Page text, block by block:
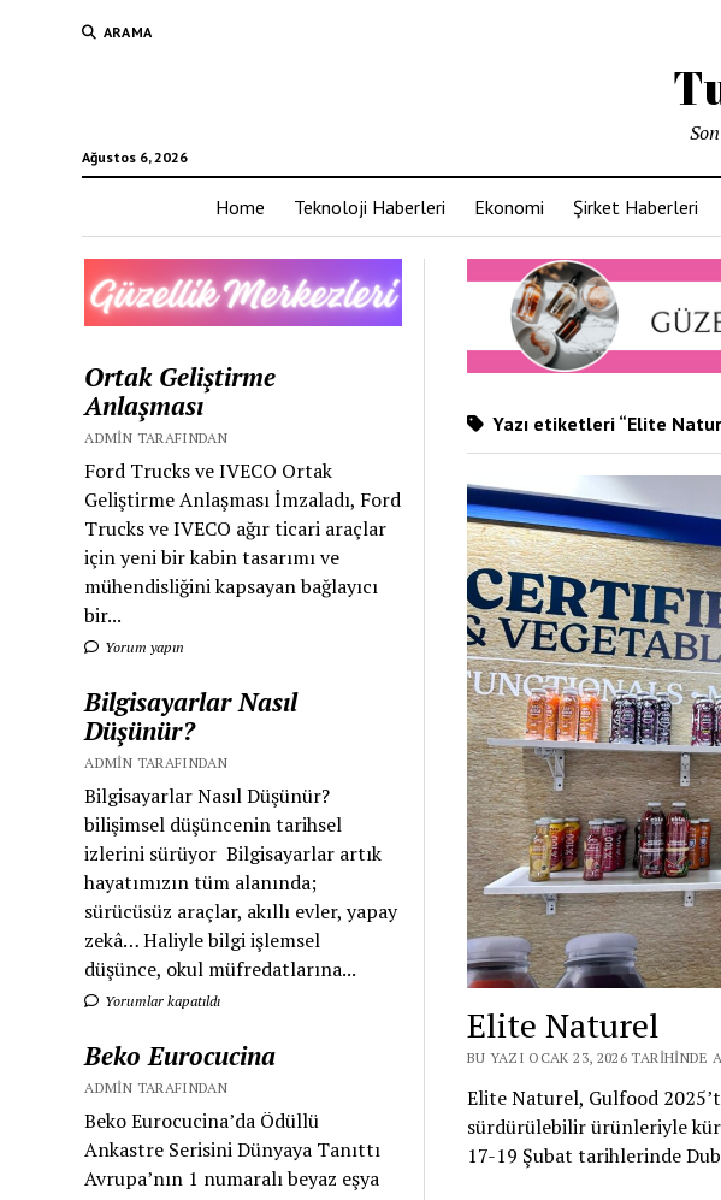
ARAMA
Ağustos 6, 2026
Home Teknoloji Haberleri Ekonomi Şirket Haberleri
Ortak Geliştirme
Anlaşması
ADMIN TARAFINDAN
Ford Trucks ve IVECO Ortak
Geliştirme Anlaşması İmzaladı, Ford
Trucks ve IVECO ağır ticari araçlar
için yeni bir kabin tasarımı ve
mühendisliğini kapsayan bağlayıcı
bir...
Yorum yapın
Bilgisayarlar Nasıl
Düşünür?
ADMIN TARAFINDAN
Bilgisayarlar Nasıl Düşünür?
bilişimsel düşüncenin tarihsel
izlerini sürüyor Bilgisayarlar artık
hayatımızın tüm alanında;
sürücüsüz araçlar, akıllı evler, yapay
zekâ… Haliyle bilgi işlemsel
düşünce, okul müfredatlarına...
Yorumlar kapatıldı
Beko Eurocucina
ADMIN TARAFINDAN
Beko Eurocucina’da Ödüllü
Ankastre Serisini Dünyaya Tanıttı
Avrupa’nın 1 numaralı beyaz eşya
Yazı etiketleri “Elite
Elite Naturel
BU YAZI OCAK 23, 2026 TARIHINDE
Elite Naturel, Gulfood
sürdürülebilir ürünleriyle
17-19 Şubat tarihlerinde